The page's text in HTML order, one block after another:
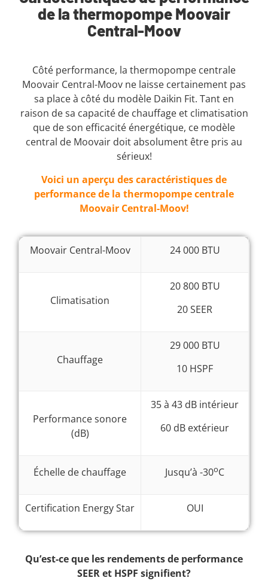
de la thermopompe Moovair
Central-Moov
Côté performance, la thermopompe centrale
Moovair Central-Moov ne laisse certainement pas
sa place à côté du modèle Daikin Fit. Tant en
raison de sa capacité de chauffage et climatisation
que de son efficacité énergétique, ce modèle
central de Moovair doit absolument être pris au
sérieux!
Voici un aperçu des caractéristiques de
performance de la thermopompe centrale
Moovair Central-Moov!
Moovair Central-Moov 24 000 BTU
Climatisation
20 800 BTU
20 SEER
Chauffage
29 000 BTU
10 HSPF
Performance sonore
(dB)
35 à 43 dB intérieur
60 dB extérieur
Échelle de chauffage Jusqu’à -30oC
Certification Energy Star OUI
Qu’est-ce que les rendements de performance
SEER et HSPF signifient?